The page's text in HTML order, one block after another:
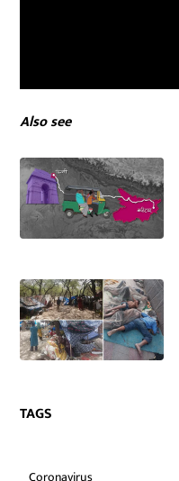
Also see
TAGS
Coronavirus